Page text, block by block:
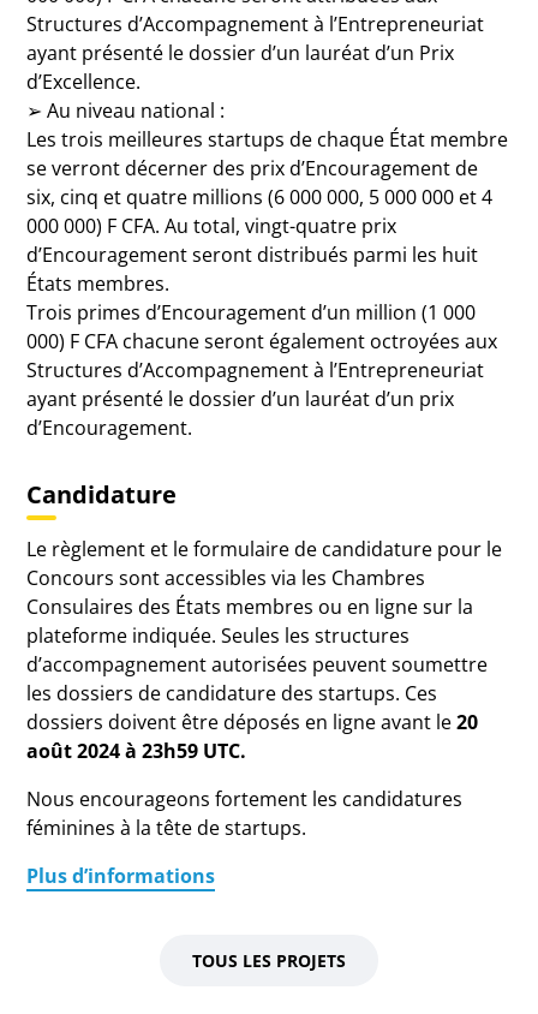
Structures d’Accompagnement à l’Entrepreneuriat
ayant présenté le dossier d’un lauréat d’un Prix
d’Excellence.
➢ Au niveau national :
Les trois meilleures startups de chaque État membre
se verront décerner des prix d’Encouragement de
six, cinq et quatre millions (6 000 000, 5 000 000 et 4
000 000) F CFA. Au total, vingt-quatre prix
d’Encouragement seront distribués parmi les huit
États membres.
Trois primes d’Encouragement d’un million (1 000
000) F CFA chacune seront également octroyées aux
Structures d’Accompagnement à l’Entrepreneuriat
ayant présenté le dossier d’un lauréat d’un prix
d’Encouragement.
Candidature
Le règlement et le formulaire de candidature pour le
Concours sont accessibles via les Chambres
Consulaires des États membres ou en ligne sur la
plateforme indiquée. Seules les structures
d’accompagnement autorisées peuvent soumettre
les dossiers de candidature des startups. Ces
dossiers doivent être déposés en ligne avant le20
août 2024 à 23h59 UTC.
Nous encourageons fortement les candidatures
féminines à la tête de startups.
Plus d’informations
TOUS LES PROJETS